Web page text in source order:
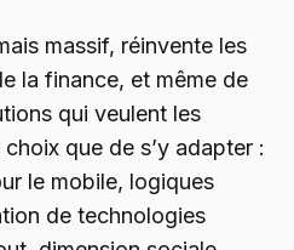
massif, réinvente les
la finance, et même de
qui veulent les
choix que de s’y adapter :
le mobile, logiques
de technologies